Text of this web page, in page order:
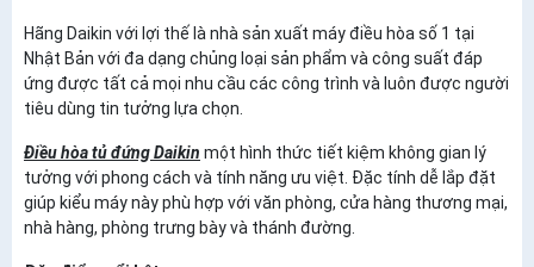
Hãng Daikin với lợi thế là nhà sản xuất máy điều hòa số 1 tại
Nhật Bản với đa dạng chủng loại sản phẩm và công suất đáp
ứng được tất cả mọi nhu cầu các công trình và luôn được người
tiêu dùng tin tưởng lựa chọn.
Điều hòa tủ đứng Daikin một hình thức tiết kiệm không gian lý
tưởng với phong cách và tính năng ưu việt. Đặc tính dễ lắp đặt
giúp kiểu máy này phù hợp với văn phòng, cửa hàng thương mại,
nhà hàng, phòng trưng bày và thánh đường.